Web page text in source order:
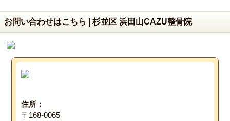
お問い合わせはこちら | 杉並区 浜田山CAZU整骨院
住所：
〒168-0065